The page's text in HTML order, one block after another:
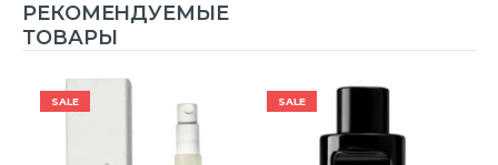
РЕКОМЕНДУЕМЫЕ
ТОВАРЫ
SALE SALE